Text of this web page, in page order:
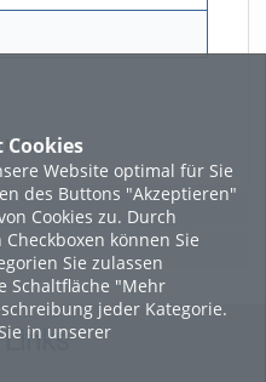
Cookies
Website optimal für Sie
des Buttons "Akzeptieren"
Cookies zu. Durch
können Sie
Sie zulassen
Schaltfläche "Mehr
jeder Kategorie.
in unserer
Links